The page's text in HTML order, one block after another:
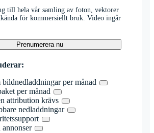
till hela vår samling av foton, vektorer
för kommersiellt bruk. Video ingår
Prenumerera nu
bildnedladdningar per månad
per månad
attribution krävs
nedladdningar
annonser